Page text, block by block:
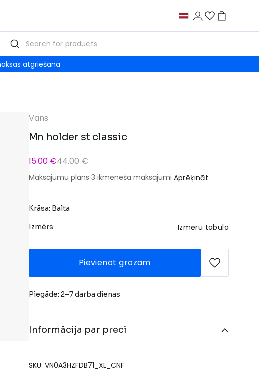
atgriešana
Vans
Mn holder st classic
15.00 €44.00 €
Maksājumu plāns 3 ikmēneša maksājumi Aprēķināt
Krāsa: Balta
Izmērs: Izmēru tabula
Pievienot grozam
Piegāde: 2–7 darba dienas
Informācija par preci
SKU: VN0A3HZFDB71_XL_CNF